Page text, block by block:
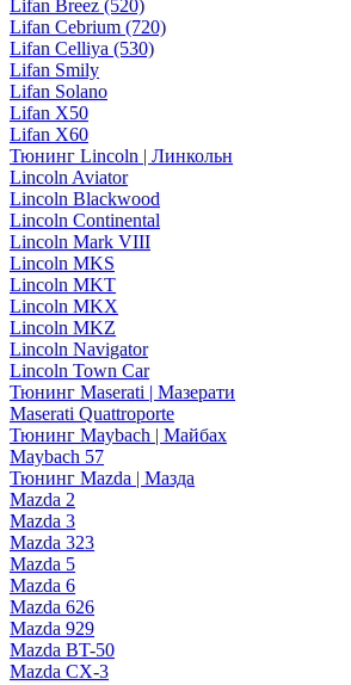
Lifan Breez (520)
Lifan Cebrium (720)
Lifan Celliya (530)
Lifan Smily
Lifan Solano
Lifan X50
Lifan X60
Тюнинг Lincoln | Линкольн
Lincoln Aviator
Lincoln Blackwood
Lincoln Continental
Lincoln Mark VIII
Lincoln MKS
Lincoln MKT
Lincoln MKX
Lincoln MKZ
Lincoln Navigator
Lincoln Town Car
Тюнинг Maserati | Мазерати
Maserati Quattroporte
Тюнинг Maybach | Майбах
Maybach 57
Тюнинг Mazda | Мазда
Mazda 2
Mazda 3
Mazda 323
Mazda 5
Mazda 6
Mazda 626
Mazda 929
Mazda BT-50
Mazda CX-3